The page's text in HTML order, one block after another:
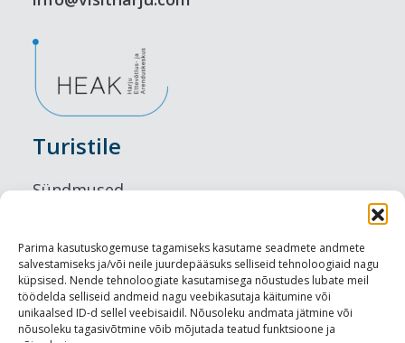
Parima kasutuskogemuse tagamiseks kasutame seadmete andmete
salvestamiseks ja/või neile juurdepääsuks selliseid tehnoloogiaid nagu
küpsised. Nende tehnoloogiate kasutamisega nõustudes lubate meil
töödelda selliseid andmeid nagu veebikasutaja käitumine või
unikaalsed ID-d sellel veebisaidil. Nõusoleku andmata jätmine või
nõusoleku tagasivõtmine võib mõjutada teatud funktsioone ja
Turistile
Sündmused
Maitseelamused
Vaatamisväärsused